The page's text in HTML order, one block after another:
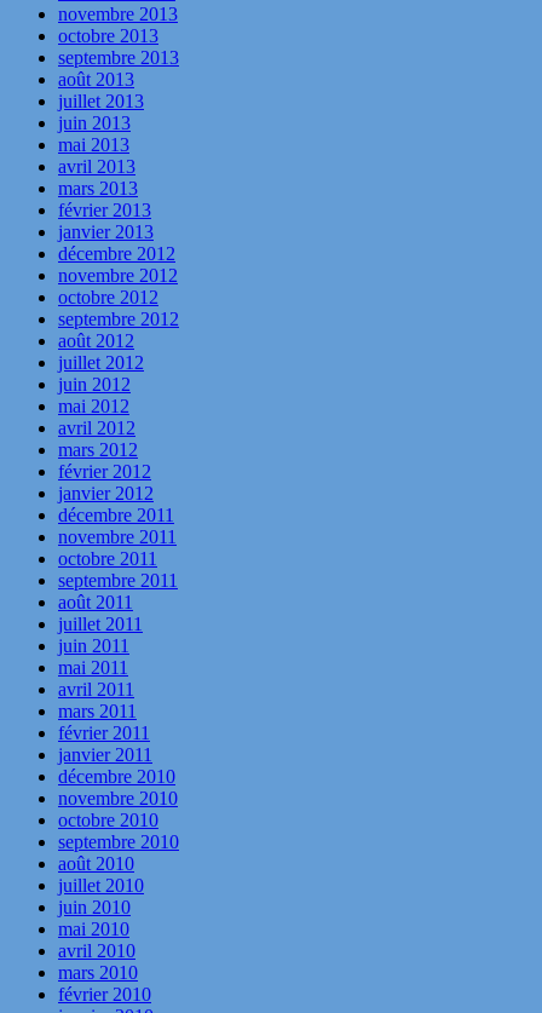
novembre 2013
octobre 2013
septembre 2013
août 2013
juillet 2013
juin 2013
mai 2013
avril 2013
mars 2013
février 2013
janvier 2013
décembre 2012
novembre 2012
octobre 2012
septembre 2012
août 2012
juillet 2012
juin 2012
mai 2012
avril 2012
mars 2012
février 2012
janvier 2012
décembre 2011
novembre 2011
octobre 2011
septembre 2011
août 2011
juillet 2011
juin 2011
mai 2011
avril 2011
mars 2011
février 2011
janvier 2011
décembre 2010
novembre 2010
octobre 2010
septembre 2010
août 2010
juillet 2010
juin 2010
mai 2010
avril 2010
mars 2010
février 2010